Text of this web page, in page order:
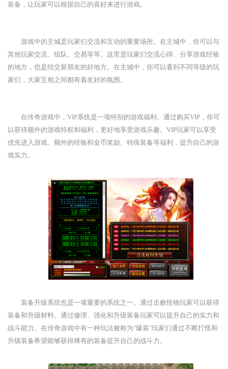
装备，让玩家可以根据自己的喜好来进行游戏。
游戏中的主城是玩家们交流和互动的重要场所。在主城中，你可以与
其他玩家交流、组队、交易等等。这里是玩家们交流心得、分享游戏经验
的地方，也是结交新朋友的好地方。在主城中，你可以看到不同等级的玩
家们，大家互相之间都有着友好的氛围。
在传奇游戏中，VIP系统是一项特别的游戏福利。通过购买VIP，你可
以获得额外的游戏特权和福利，更好地享受游戏乐趣。VIP玩家可以享受
优先进入游戏、额外的经验和金币奖励、特殊装备等福利，提升自己的游
戏实力。
装备升级系统也是一项重要的系统之一。通过击败怪物玩家可以获得
装备和升级材料。通过修理、强化和升级装备玩家可以提升自己的实力和
战斗能力。在传奇游戏中有一种玩法被称为"爆装"玩家们通过不断打怪和
升级装备希望能够获得稀有的装备提升自己的战斗力。